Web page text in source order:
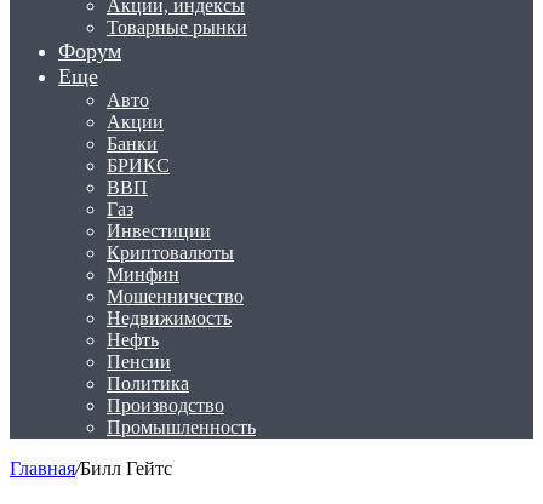
Акции, индексы
Товарные рынки
Форум
Еще
Авто
Акции
Банки
БРИКС
ВВП
Газ
Инвестиции
Криптовалюты
Минфин
Мошенничество
Недвижимость
Нефть
Пенсии
Политика
Производство
Промышленность
Главная/Билл Гейтс